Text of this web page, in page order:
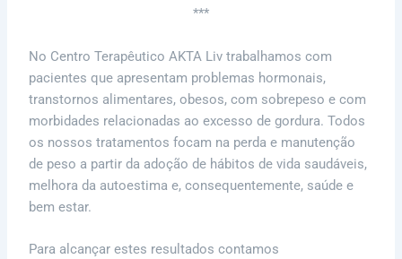
***
No Centro Terapêutico AKTA Liv trabalhamos com
pacientes que apresentam problemas hormonais,
transtornos alimentares, obesos, com sobrepeso e com
morbidades relacionadas ao excesso de gordura. Todos
os nossos tratamentos focam na perda e manutenção
de peso a partir da adoção de hábitos de vida saudáveis,
melhora da autoestima e, consequentemente, saúde e
bem estar.
Para alcançar estes resultados contamos